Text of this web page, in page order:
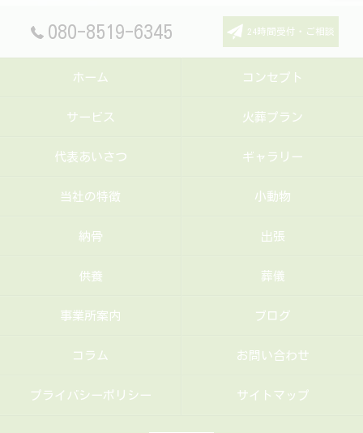
080-8519-6345 24時間受付・ご相談
ホーム コンセプト
サービス 火葬プラン
代表あいさつ ギャラリー
当社の特徴 小動物
納骨 出張
供養 葬儀
事業所案内 ブログ
コラム お問い合わせ
プライバシーポリシー サイトマップ